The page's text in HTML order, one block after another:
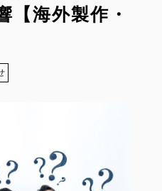
FAQ
【海外製作・